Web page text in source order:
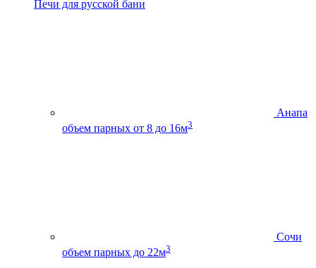
Печи для русской бани
Анапа
объем парных от 8 до 16м3
Сочи
объем парных до 22м3